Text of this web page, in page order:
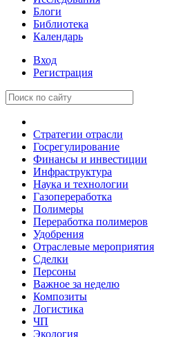
Блоги
Библиотека
Календарь
Вход
Регистрация
Стратегии отрасли
Госрегулирование
Финансы и инвестиции
Инфраструктура
Наука и технологии
Газопереработка
Полимеры
Переработка полимеров
Удобрения
Отраслевые мероприятия
Сделки
Персоны
Важное за неделю
Композиты
Логистика
ЧП
Экология